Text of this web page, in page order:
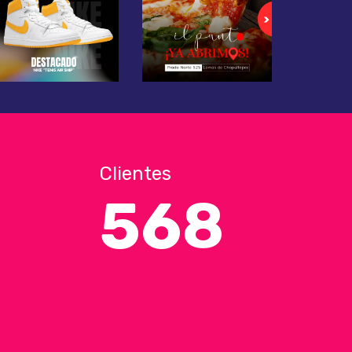
Clientes
568